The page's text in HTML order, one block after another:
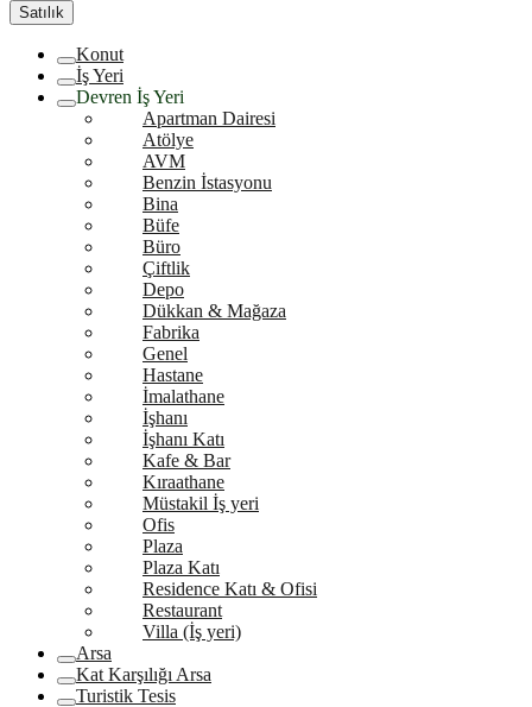
Satılık
Konut
İş Yeri
Devren İş Yeri
Apartman Dairesi
Atölye
AVM
Benzin İstasyonu
Bina
Büfe
Büro
Çiftlik
Depo
Dükkan & Mağaza
Fabrika
Genel
Hastane
İmalathane
İşhanı
İşhanı Katı
Kafe & Bar
Kıraathane
Müstakil İş yeri
Ofis
Plaza
Plaza Katı
Residence Katı & Ofisi
Restaurant
Villa (İş yeri)
Arsa
Kat Karşılığı Arsa
Turistik Tesis